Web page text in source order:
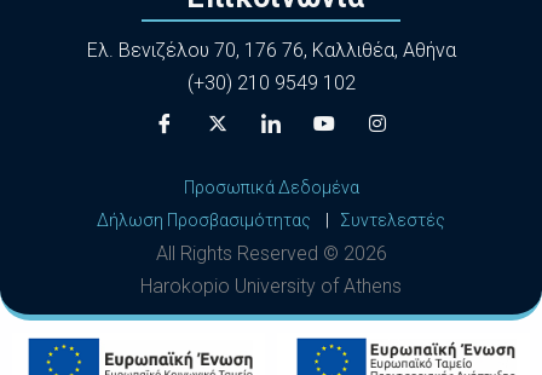
Ελ. Βενιζέλου 70, 176 76, Καλλιθέα, Αθήνα
(+30) 210 9549 102
Προσωπικά Δεδομένα
Δήλωση Προσβασιμότητας
Συντελεστές
All Rights Reserved © 2026
Harokopio University of Athens